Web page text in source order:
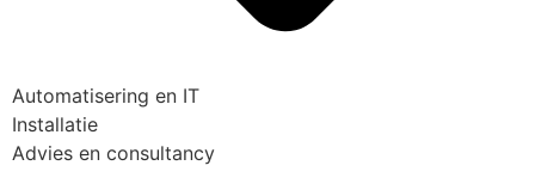
Automatisering en IT
Installatie
Advies en consultancy